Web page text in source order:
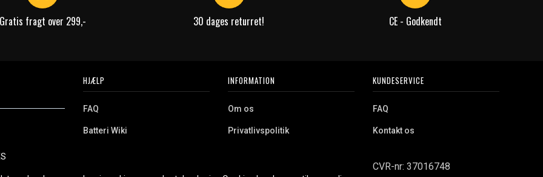
Gratis fragt over 299,- 30 dages returret! CE - Godkendt
Vi tilbyder et
HJÆLP
FAQ
Batteri Wiki
Erhvervskunde
INFORMATION
Om os
Privatlivspolitik
Cookies
KUNDESERVICE
FAQ
Kontakt os
CVR-nr: 37016748